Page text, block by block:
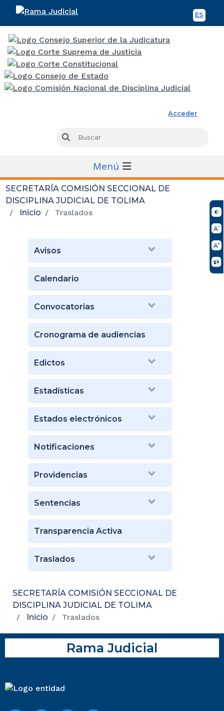
ES
Acceder
Buscar
Menú
SECRETARÍA COMISIÓN SECCIONAL DE
DISCIPLINA JUDICIAL DE TOLIMA
Inicio
Traslados
Avisos
Calendario
Convocatorias
Cronograma de audiencias
Edictos
Estadísticas
Estados electrónicos
Notificaciones
Providencias
Sentencias
Transparencia Activa
Traslados
SECRETARÍA COMISIÓN SECCIONAL DE
DISCIPLINA JUDICIAL DE TOLIMA
Inicio
Traslados
Rama Judicial